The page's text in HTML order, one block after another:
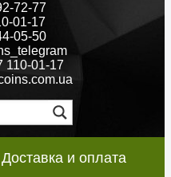
72-77
01-17
05-50
110-01-17
Доставка и оплата